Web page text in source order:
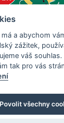
a abychom
zážitek,
váš souhlas.
tak pro vás
Povolit všechny